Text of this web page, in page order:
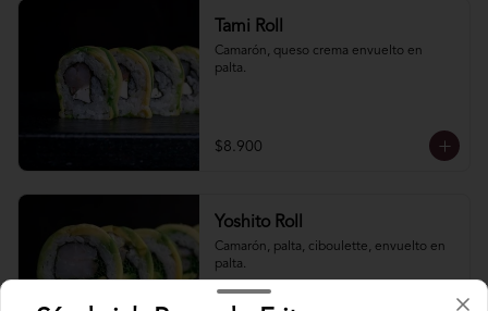
Tami Roll
Camarón, queso crema envuelto en
palta.
$8.900
Yoshito Roll
Camarón, palta, ciboulette, envuelto en
palta.